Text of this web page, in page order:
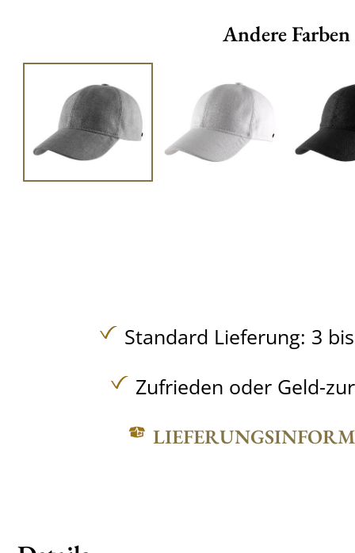
Andere Farben
Standard Lieferung: 3
Zufrieden oder Geld-